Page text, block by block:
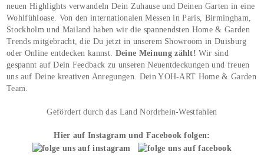
neuen Highlights verwandeln Dein Zuhause und Deinen Garten in eine
Wohlfühloase. Von den internationalen Messen in Paris, Birmingham,
Stockholm und Mailand haben wir die spannendsten Home & Garden
Trends mitgebracht, die Du jetzt in unserem Showroom in Duisburg
oder Online entdecken kannst. Deine Meinung zählt!Wir sind
gespannt auf Dein Feedback zu unseren Neuentdeckungen und freuen
uns auf Deine kreativen Anregungen. Dein YOH‑ART Home & Garden
Team.
Gefördert durch das Land Nordrhein-Westfahlen
Hier auf Instagram und Facebook folgen: